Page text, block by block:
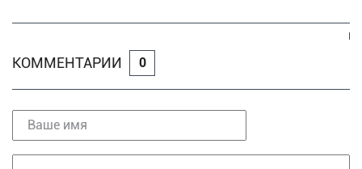
КОММЕНТАРИИ 0